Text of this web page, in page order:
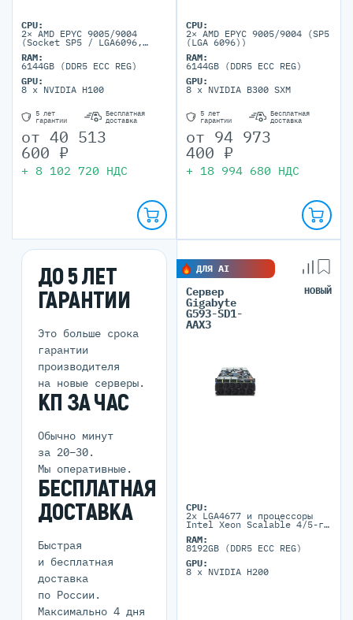
CPU:
2× AMD EPYC 9005/9004
(Socket SP5 / LGA6096,
до 500W)
RAM:
6144GB (DDR5 ECC REG)
GPU:
8 x NVIDIA H100
5 лет
гарантии
Бесплатная
доставка
от 40 513
600 ₽
+ 8 102 720 НДС
CPU:
2× AMD EPYC 9005/9004 (SP5
(LGA 6096))
RAM:
6144GB (DDR5 ECC REG)
GPU:
8 x NVIDIA B300 SXM
5 лет
гарантии
Бесплатная
доставка
от 94 973
400 ₽
+ 18 994 680 НДС
ДО 5 ЛЕТ
ГАРАНТИИ
Это больше срока
гарантии
производителя
на новые серверы.
КП ЗА ЧАС
Обычно минут
за 20–30.
Мы оперативные.
БЕСПЛАТНАЯ
ДОСТАВКА
Быстрая
и бесплатная
доставка
по России.
Максимально 4 дня
ДЛЯ AI
Сервер
Gigabyte
G593-SD1-
AAX3
НОВЫЙ
CPU:
2x LGA4677 и процессоры
Intel Xeon Scalable 4/5-го
Xeon CPU Max Series
RAM:
8192GB (DDR5 ECC REG)
GPU:
8 x NVIDIA H200